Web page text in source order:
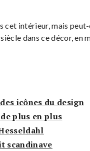
cet intérieur, mais
dans ce décor, en
icônes du design
plus en plus
scandinave